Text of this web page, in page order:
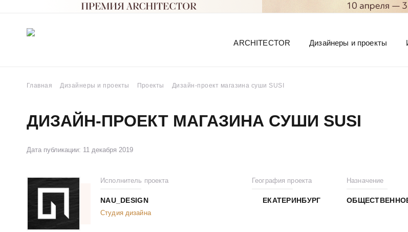
ARCHITECTOR Дизайнеры и проекты
Главная Дизайнеры и проекты Проекты Дизайн-проект магазина суши SUSI
ДИЗАЙН-ПРОЕКТ МАГАЗИНА СУШИ SUSI
Дата публикации: 11 декабря 2019
Исполнитель проекта
NAU_DESIGN
Студия дизайна
География проекта
ЕКАТЕРИНБУРГ
Назначение